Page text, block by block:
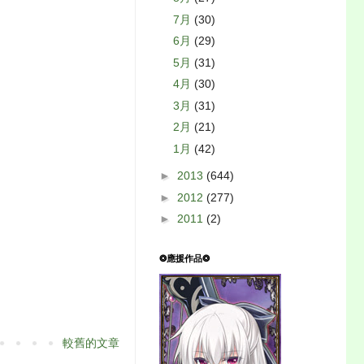
較舊的文章
7月 (30)
6月 (29)
5月 (31)
4月 (30)
3月 (31)
2月 (21)
1月 (42)
► 2013 (644)
► 2012 (277)
► 2011 (2)
❂應援作品❂